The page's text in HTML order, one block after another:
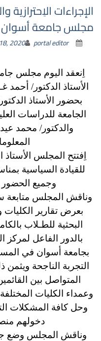
الإجراءات
مجلس جامعة أسوان
2020 portal editor
اِنعقد اليوم مجلس
الأستاذ الدكتور/
بحضور الأستاذ
الجامعة للدراسات
والدكتور/ محمد
اِفتتح المجلس الأستاذ
للقيادة السياسية
وجميع الحضور
وناقش المجلس متابعة
بعرض تقارير
البحثية للطـلاب
بالدور الفاعل لمركز
بجامعة أسوان في
التجربة الناجحة ويثمن
المتواصل بين
وعمداء الكليات
وحل كافة المشكلات
دخولهم
وناقش المجلس وضع